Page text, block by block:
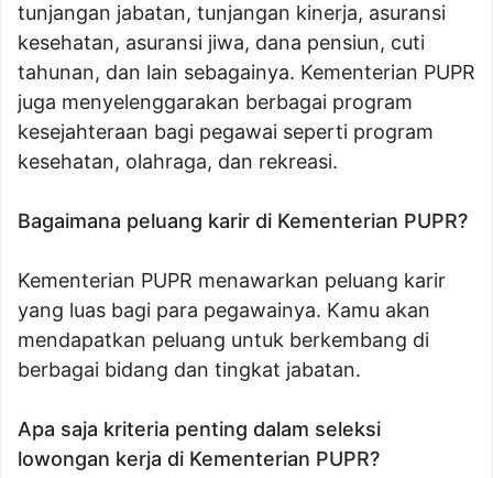
tunjangan jabatan, tunjangan kinerja, asuransi
kesehatan, asuransi jiwa, dana pensiun, cuti
tahunan, dan lain sebagainya. Kementerian PUPR
juga menyelenggarakan berbagai program
kesejahteraan bagi pegawai seperti program
kesehatan, olahraga, dan rekreasi.
Bagaimana peluang karir di Kementerian PUPR?
Kementerian PUPR menawarkan peluang karir
yang luas bagi para pegawainya. Kamu akan
mendapatkan peluang untuk berkembang di
berbagai bidang dan tingkat jabatan.
Apa saja kriteria penting dalam seleksi
lowongan kerja di Kementerian PUPR?